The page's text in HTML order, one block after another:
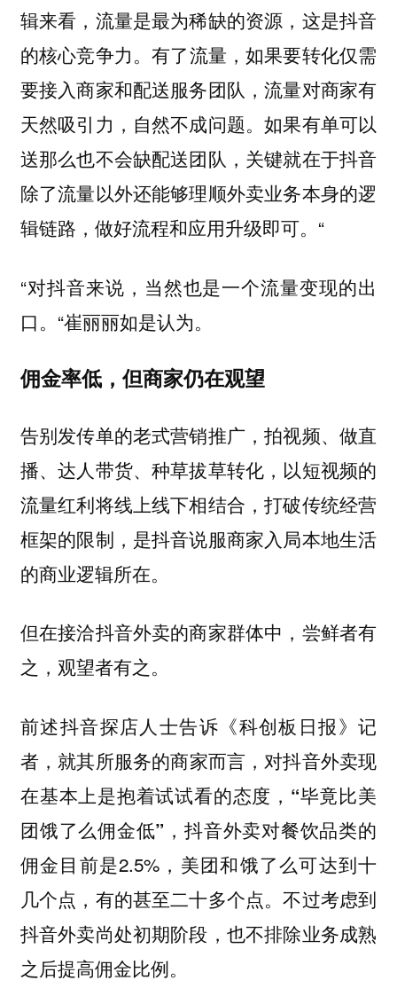
辑来看，流量是最为稀缺的资源，这是抖音
的核心竞争力。有了流量，如果要转化仅需
要接入商家和配送服务团队，流量对商家有
天然吸引力，自然不成问题。如果有单可以
送那么也不会缺配送团队，关键就在于抖音
除了流量以外还能够理顺外卖业务本身的逻
辑链路，做好流程和应用升级即可。“
“对抖音来说，当然也是一个流量变现的出
口。“崔丽丽如是认为。
佣金率低，但商家仍在观望
告别发传单的老式营销推广，拍视频、做直
播、达人带货、种草拔草转化，以短视频的
流量红利将线上线下相结合，打破传统经营
框架的限制，是抖音说服商家入局本地生活
的商业逻辑所在。
但在接洽抖音外卖的商家群体中，尝鲜者有
之，观望者有之。
前述抖音探店人士告诉《科创板日报》记
者， 就其所服务的商家而言，对抖音外卖现
在基本上是抱着试试看的态度，“毕竟比美
团饿了么佣金低” ，抖音外卖对餐饮品类的
佣金目前是2.5%，美团和饿了么可达到十
几个点，有的甚至二十多个点。不过考虑到
抖音外卖尚处初期阶段，也不排除业务成熟
之后提高佣金比例。